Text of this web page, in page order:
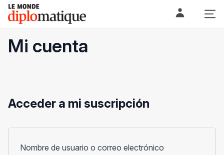
Skip
content
Le monde diplomatique
Mi cuenta
Acceder a mi suscripción
Nombre de usuario o correo electrónico